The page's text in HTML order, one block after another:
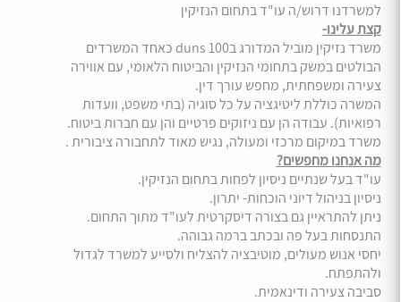
למשרדנו דרוש/ה עו"ד בתחום הנזיקין
קצת עלינו-
משרד נזיקין מוביל המדורג בduns 100 כאחד המשרדים
הבולטים במשק בתחומי הנזיקין והביטוח הלאומי, עם אווירה
צעירה ומשפחתית, מחפש עורך דין.
המשרה כוללת ליטיגציה על כל סוגיה (בתי משפט, וועדות
רפואיות). עבודה הן עם ניזוקים פרטיים והן עם חברות ביטוח.
משרד במיקום מרכזי ומעולה, נגיש מאוד לתחבורה ציבורית .
מה אנחנו מחפשים?
עו"ד בעל שנתיים ניסיון לפחות בתחום הנזיקין.
ניסיון בניהול דיוני הוכחות- יתרון.
ניתן להתראיין גם בצורה דיסקרטית לעו"ד מתוך התחום.
התנסחות בעל פה ובכתב ברמה גבוהה.
יחסי אנוש מעולים, מוטיבציה להצליח ולסייע למשרד לגדול
ולהתפתח.
סביבה צעירה ודינאמית.